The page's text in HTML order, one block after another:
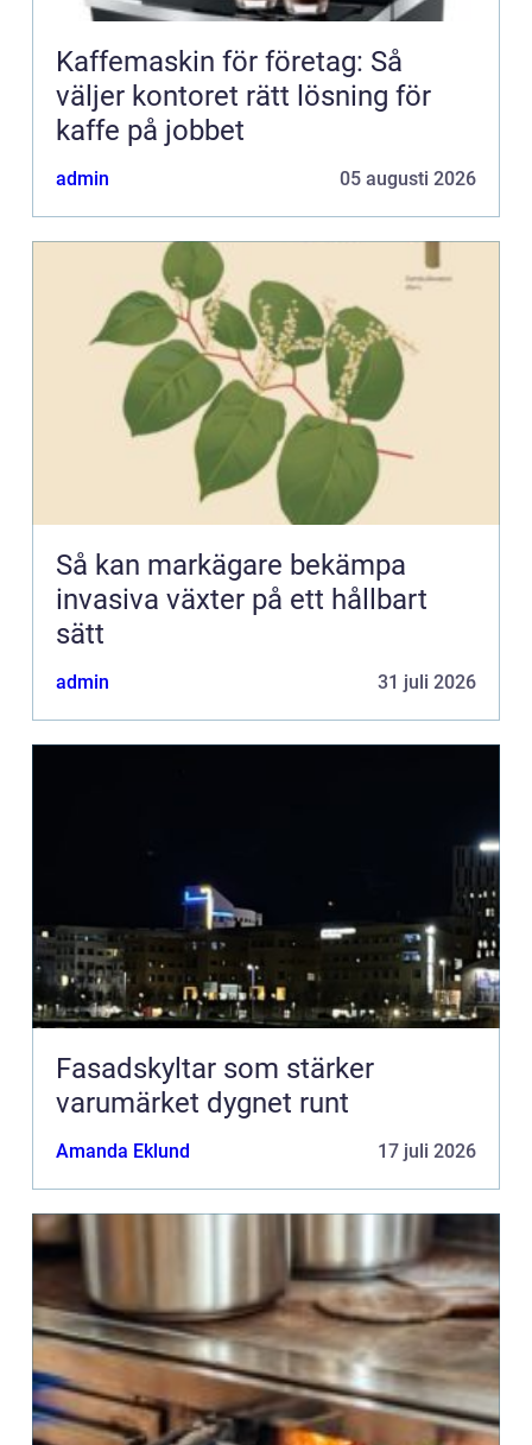
Kaffemaskin för företag: Så
väljer kontoret rätt lösning för
kaffe på jobbet
admin 05 augusti 2026
Så kan markägare bekämpa
invasiva växter på ett hållbart
sätt
admin 31 juli 2026
Fasadskyltar som stärker
varumärket dygnet runt
Amanda Eklund 17 juli 2026